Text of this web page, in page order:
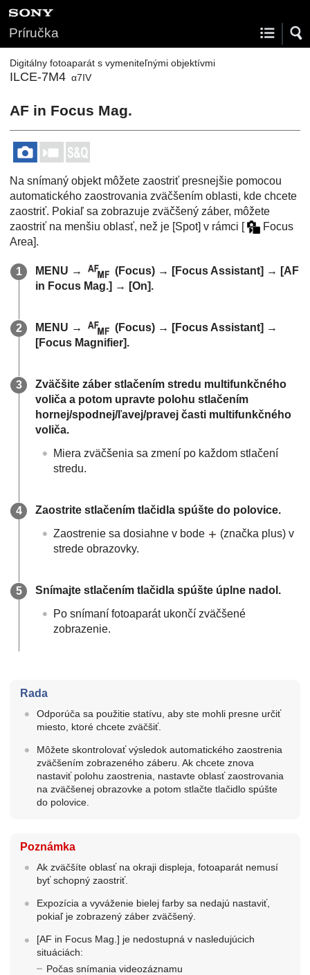
Príručka
Digitálny fotoaparát s vymeniteľnými objektívmi
ILCE-7M4 α7IV
AF in Focus Mag.
Na snímaný objekt môžete zaostriť presnejšie pomocou
automatického zaostrovania zväčšením oblasti, kde chcete
zaostriť. Pokiaľ sa zobrazuje zväčšený záber, môžete
zaostriť na menšiu oblasť, než je [Spot] v rámci [
Focus
Area].
MENU → (Focus) → [Focus Assistant] → [AF
in Focus Mag.] → [On].
MENU → (Focus) → [Focus Assistant] →
[Focus Magnifier].
Zväčšite záber stlačením stredu multifunkčného
voliča a potom upravte polohu stlačením
hornej/spodnej/ľavej/pravej časti multifunkčného
voliča.
Miera zväčšenia sa zmení po každom stlačení
stredu.
Zaostrite stlačením tlačidla spúšte do polovice.
Zaostrenie sa dosiahne v bode
(značka plus) v
strede obrazovky.
Snímajte stlačením tlačidla spúšte úplne nadol.
Po snímaní fotoaparát ukončí zväčšené
zobrazenie.
Rada
Odporúča sa použitie statívu, aby ste mohli presne určiť
miesto, ktoré chcete zväčšiť.
Môžete skontrolovať výsledok automatického zaostrenia
zväčšením zobrazeného záberu. Ak chcete znova
nastaviť polohu zaostrenia, nastavte oblasť zaostrovania
na zväčšenej obrazovke a potom stlačte tlačidlo spúšte
do polovice.
Poznámka
Ak zväčšíte oblasť na okraji displeja, fotoaparát nemusí
byť schopný zaostriť.
Expozícia a vyváženie bielej farby sa nedajú nastaviť,
pokiaľ je zobrazený záber zväčšený.
[AF in Focus Mag.] je nedostupná v nasledujúcich
situáciách:
Počas snímania videozáznamu